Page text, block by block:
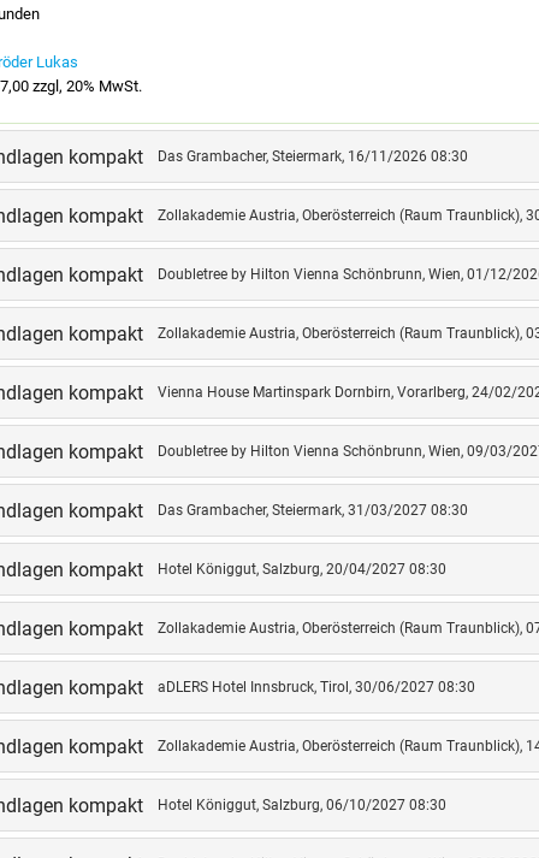
vermittelt einen ersten und kompakten
des Zoll- und Außenwirtschaftswesens.
aus den verschiedensten Branchen, in
des Seminars sollen die Teilnehmer in
Voraussetzungen bzw. für welche
sind für zoll- und
im Unternehmen können
die wesentlichen Rechtsvorschriften im
angewandt?
kennt das Zollwesen und für welche
Zollverfahren und wie werden diese auf die
Unternehmen angewandt?
besitzen Zolltarifnummer und
Einführung in die Rechtsgrundlagen
Lukas
zzgl, 20% MwSt.
kompakt Das Grambacher, Steiermark, 16/11/2026 08:30
kompakt Zollakademie Austria, Oberösterreich (Raum Traunblick),
kompakt Doubletree by Hilton Vienna Schönbrunn, Wien, 01/12/
kompakt Zollakademie Austria, Oberösterreich (Raum Traunblick),
kompakt Vienna House Martinspark Dornbirn, Vorarlberg, 24/02/
kompakt Doubletree by Hilton Vienna Schönbrunn, Wien, 09/03/
kompakt Das Grambacher, Steiermark, 31/03/2027 08:30
kompakt Hotel Königgut, Salzburg, 20/04/2027 08:30
kompakt Zollakademie Austria, Oberösterreich (Raum Traunblick),
kompakt aDLERS Hotel Innsbruck, Tirol, 30/06/2027 08:30
kompakt Zollakademie Austria, Oberösterreich (Raum Traunblick),
kompakt Hotel Königgut, Salzburg, 06/10/2027 08:30